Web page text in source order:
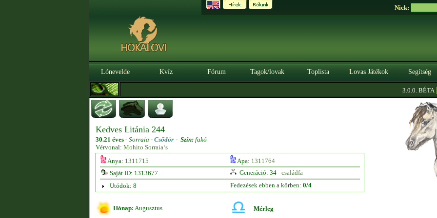
Nick:
Lónevelde Kvíz Fórum Tagok/lovak Toplista Lovas Játékok Segítség
3.0.0. BÉTA|
Kedves Litánia 244
30.21 éves - Sorraia - Csődör - Szín: fakó
Vérvonal: Mohito Sorraia‘s
Anya: 1311715 Apa: 1311764
Saját ID: 1313677
Generáció: 34 - családfa
Utódok: 8
Fedezések ebben a körben: 0/4
Hónap: Augusztus Mérleg